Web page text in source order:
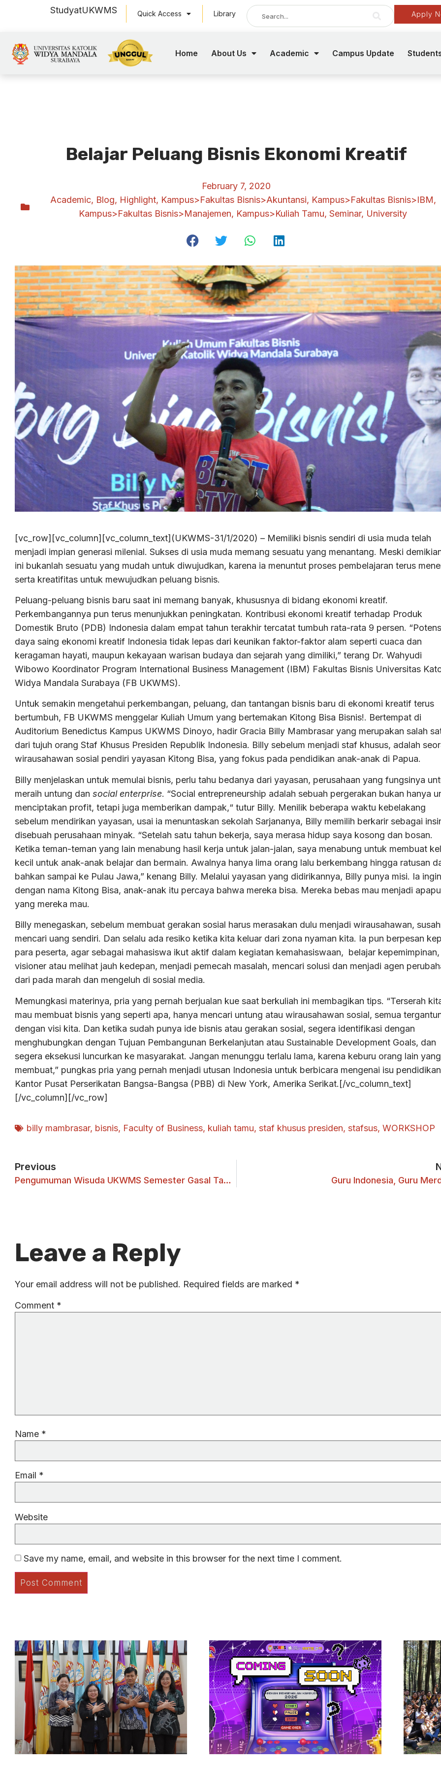
StudyatUKWMS Quick Access Library Apply
Home About Us Academic Campus Update
Belajar Peluang Bisnis Ekonomi Kreatif
February 7, 2020
Academic, Blog, Highlight, Kampus>Fakultas Bisnis>Akuntansi, Kampus>Fakultas Bisnis>IBM,
Kampus>Fakultas Bisnis>Manajemen, Kampus>Kuliah Tamu,Seminar, University
[vc_row][vc_column][vc_column_text](UKWMS-31/1/2020) – Memiliki bisnis sendiri di usia muda telah
menjadi impian generasi milenial. Sukses di usia muda memang sesuatu yang menantang. Meski
ini bukanlah sesuatu yang mudah untuk diwujudkan, karena ia menuntut proses pembelajaran terus
serta kreatifitas untuk mewujudkan peluang bisnis.
Peluang-peluang bisnis baru saat ini memang banyak, khususnya di bidang ekonomi kreatif.
Perkembangannya pun terus menunjukkan peningkatan. Kontribusi ekonomi kreatif terhadap Produk
Domestik Bruto (PDB) Indonesia dalam empat tahun terakhir tercatat tumbuh rata-rata 9 persen.
daya saing ekonomi kreatif Indonesia tidak lepas dari keunikan faktor-faktor alam seperti cuaca dan
keragaman hayati, maupun kekayaan warisan budaya dan sejarah yang dimiliki,” terang Dr. Wahyudi
Wibowo Koordinator Program International Business Management (IBM) Fakultas Bisnis Universitas
Widya Mandala Surabaya (FB UKWMS).
Untuk semakin mengetahui perkembangan, peluang, dan tantangan bisnis baru di ekonomi kreatif terus
bertumbuh, FB UKWMS menggelar Kuliah Umum yang bertemakan Kitong Bisa Bisnis!. Bertempat di
Auditorium Benedictus Kampus UKWMS Dinoyo, hadir Gracia Billy Mambrasar yang merupakan salah
dari tujuh orang Staf Khusus Presiden Republik Indonesia. Billy sebelum menjadi staf khusus, adalah
wirausahawan sosial pendiri yayasan Kitong Bisa, yang fokus pada pendidikan anak-anak di Papua.
Billy menjelaskan untuk memulai bisnis, perlu tahu bedanya dari yayasan, perusahaan yang fungsinya
meraih untung dan social enterprise. “Social entrepreneurship adalah sebuah pergerakan bukan hanya
menciptakan profit, tetapi juga memberikan dampak,“ tutur Billy. Menilik beberapa waktu kebelakang
sebelum mendirikan yayasan, usai ia menuntaskan sekolah Sarjananya, Billy memilih berkarir sebagai
disebuah perusahaan minyak. “Setelah satu tahun bekerja, saya merasa hidup saya kosong dan bosan.
Ketika teman-teman yang lain menabung hasil kerja untuk jalan-jalan, saya menabung untuk membuat
kecil untuk anak-anak belajar dan bermain. Awalnya hanya lima orang lalu berkembang hingga ratusan
bahkan sampai ke Pulau Jawa,” kenang Billy. Melalui yayasan yang didirikannya, Billy punya misi. Ia ingin
dengan nama Kitong Bisa, anak-anak itu percaya bahwa mereka bisa. Mereka bebas mau menjadi
yang mereka mau.
Billy menegaskan, sebelum membuat gerakan sosial harus merasakan dulu menjadi wirausahawan,
mencari uang sendiri. Dan selalu ada resiko ketika kita keluar dari zona nyaman kita. Ia pun berpesan
para peserta, agar sebagai mahasiswa ikut aktif dalam kegiatan kemahasiswaan, belajar kepemimpinan,
visioner atau melihat jauh kedepan, menjadi pemecah masalah, mencari solusi dan menjadi agen
dari pada marah dan mengeluh di sosial media.
Memungkasi materinya, pria yang pernah berjualan kue saat berkuliah ini membagikan tips. “Terserah
mau membuat bisnis yang seperti apa, hanya mencari untung atau wirausahawan sosial, semua
dengan visi kita. Dan ketika sudah punya ide bisnis atau gerakan sosial, segera identifikasi dengan
menghubungkan dengan Tujuan Pembangunan Berkelanjutan atau Sustainable Development Goals, dan
segera eksekusi luncurkan ke masyarakat. Jangan menunggu terlalu lama, karena keburu orang lain yang
membuat,” pungkas pria yang pernah menjadi utusan Indonesia untuk berbicara mengenai isu
Kantor Pusat Perserikatan Bangsa-Bangsa (PBB) di New York, Amerika Serikat.[/vc_column_text]
[/vc_column][/vc_row]
billy mambrasar, bisnis, Faculty of Business, kuliah tamu, staf khusus presiden, stafsus, WORKSHOP
Previous
Pengumuman Wisuda UKWMS Semester Gasal Tahun Akademik 2019/2020 Guru Indonesia, Guru
Leave a Reply
Your email address will not be published. Required fields are marked *
Comment *
Name *
Email *
Website
Save my name, email, and website in this browser for the next time I comment.